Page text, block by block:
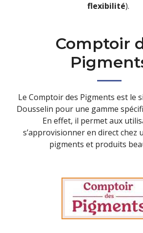
flexibilité).
Comptoir
Le Comptoir des Pigments est le
Dousselin pour une gamme
En effet, il permet aux
s’approvisionner en direct chez
pigments et produits